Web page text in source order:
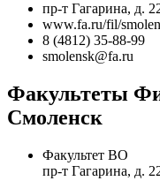
пр-т Гагарина, д.
www.fa.ru/fil/
8 (4812) 35-88-99
smolensk@fa.ru
Факультеты
Смоленск
Факультет ВО
пр-т Гагарина, д.